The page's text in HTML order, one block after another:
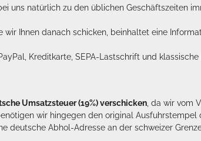
bei uns natürlich zu den üblichen Geschäftszeiten
Ihnen danach schicken, beinhaltet eine
Kreditkarte, SEPA-Lastschrift und
Umsatzsteuer (19%) verschicken , da wir vom
wir hingegen den original
deutsche Abhol-Adresse an der schweizer